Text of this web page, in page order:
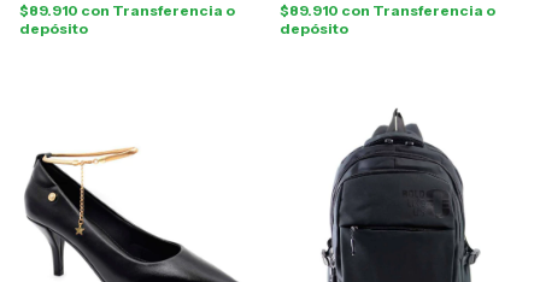
$89.910 con Transferencia o
depósito
$89.910 con Transferencia o
depósito